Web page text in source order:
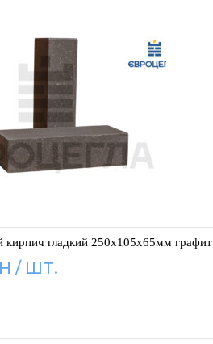
кирпич гладкий 250x105x65мм графит